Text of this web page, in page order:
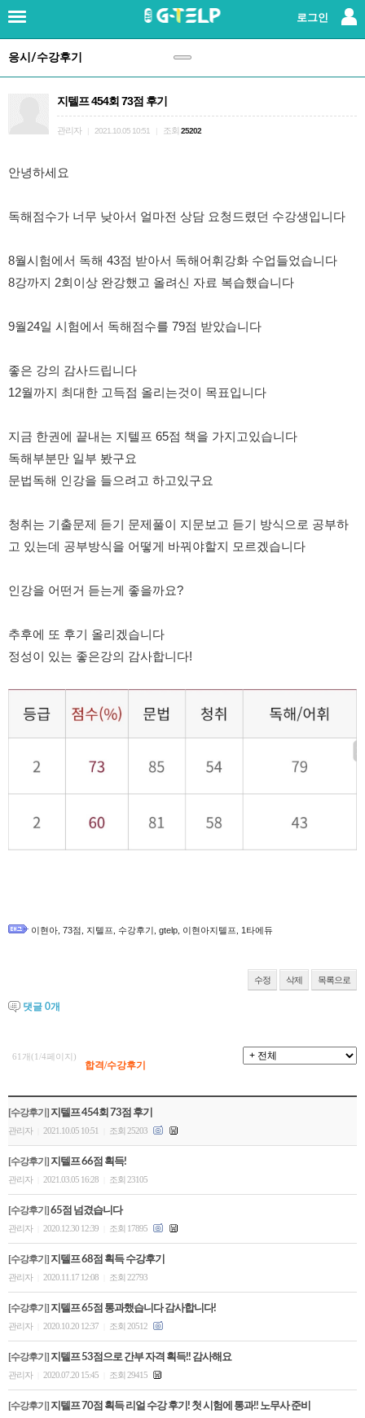
로그인
×
로그인|회원가입
지텔프란?
단과강좌
교재
수강평
고객센터
수강바구니|주문/배송
응시/수강후기
지텔프 454회 73점 후기
관리자 2021.10.05 10:51 조회 25202
안녕하세요
독해점수가 너무 낮아서 얼마전 상담 요청드렸던 수강생입니다
8월시험에서 독해 43점 받아서 독해어휘강화 수업들었습니다
8강까지 2회이상 완강했고 올려신 자료 복습했습니다
9월24일 시험에서 독해점수를 79점 받았습니다
좋은 강의 감사드립니다
12월까지 최대한 고득점 올리는것이 목표입니다
지금 한권에 끝내는 지텔프 65점 책을 가지고있습니다
독해부분만 일부 봤구요
문법독해 인강을 들으려고 하고있구요
청취는 기출문제 듣기 문제풀이 지문보고 듣기 방식으로 공부하
고 있는데 공부방식을 어떻게 바꿔야할지 모르겠습니다
인강을 어떤거 듣는게 좋을까요?
추후에 또 후기 올리겠습니다
정성이 있는 좋은강의 감사합니다!
이현아 73점 지텔프 수강후기 gtelp 이현아지텔프 1타에듀
수정 삭제 목록으로
댓글 0개
합격/수강후기
61개(1/4페이지)
[수강후기] 지텔프 454회 73점 후기
관리자 2021.10.05 10:51 조회 25203
[수강후기] 지텔프 66점 획득!
관리자 2021.03.05 16:28 조회 23105
[수강후기] 65점 넘겼습니다
관리자 2020.12.30 12:39 조회 17895
[수강후기] 지텔프 68점 획득 수강후기
관리자 2020.11.17 12:08 조회 22793
[수강후기] 지텔프 65점 통과했습니다 감사합니다!
관리자 2020.10.20 12:37 조회 20512
[수강후기] 지텔프 53점으로 간부 자격 획득!! 감사해요
관리자 2020.07.20 15:45 조회 29415
[수강후기] 지텔프 70점 획득 리얼 수강 후기! 첫 시험에 통과!! 노무사 준비